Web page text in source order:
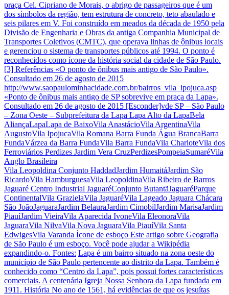
praça Cel. Cipriano de Morais, o abrigo de passageiros que é um
dos símbolos da região, tem estrutura de concreto, teto abaulado e
seis pilares em V. Foi construído em meados da década de 1950 pela
Divisão de Engenharia e Obras da antiga Companhia Municipal de
Transportes Coletivos (CMTC), que operava linhas de ônibus locais
e gerenciou o sistema de transportes públicos até 1994. O ponto é
reconhecidos como ícone da história social da cidade de São Paulo.
[3] Referências «O ponto de ônibus mais antigo de São Paulo».
Consultado em 26 de agosto de 2015
http://www.saopaulominhacidade.com.br/bairros_vila_ipojuca.asp
«Ponto de ônibus mais antigo de SP sobrevive em praça da Lapa».
Consultado em 26 de agosto de 2015 [Esconder]vde SP – São Paulo
– Zona Oeste – Subprefeitura da Lapa Lapa Alto da LapaBela
AliançaLapaLapa de BaixoVila AnastácioVila ArgentinaVila
AugustoVila IpojucaVila Romana Barra Funda Água BrancaBarra
FundaVárzea da Barra FundaVila Barra FundaVila CharloteVila dos
Ferroviários Perdizes Jardim Vera CruzPerdizesPompeiaSumaréVila
Anglo Brasileira
Vila Leopoldina Conjunto HaddadJardim HumaitáJardim São
RicardoVila HamburguesaVila LeopoldinaVila Ribeiro de Barros
Jaguaré Centro Industrial JaguaréConjunto ButantãJaguaréParque
ContinentalVila GrazielaVila JaguaréVila Lageado Jaguara Chácara
São JoãoJaguaraJardim BelauraJardim CimobilJardim MarisaJardim
PiauíJardim VieiraVila Aparecida IvoneVila EleonoraVila
JaguaraVila NilvaVila Nova JaguaraVila PiauíVila Santa
EdwigesVila Varanda Ícone de esboço Este artigo sobre Geografia
de São Paulo é um esboço. Você pode ajudar a Wikipédia
expandindo-o. Fontes: Lapa é um bairro situado na zona oeste do
município de São Paulo pertencente ao distrito da Lapa. Também é
conhecido como “Centro da Lapa”, pois possui fortes características
comerciais. A centenária Igreja Nossa Senhora da Lapa fundada em
1911. História No ano de 1561, há evidências de que os jesuítas